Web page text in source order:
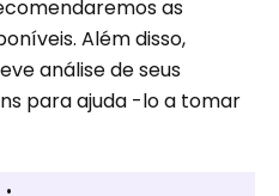
as
Além disso,
análise de seus
para ajuda -lo a tomar